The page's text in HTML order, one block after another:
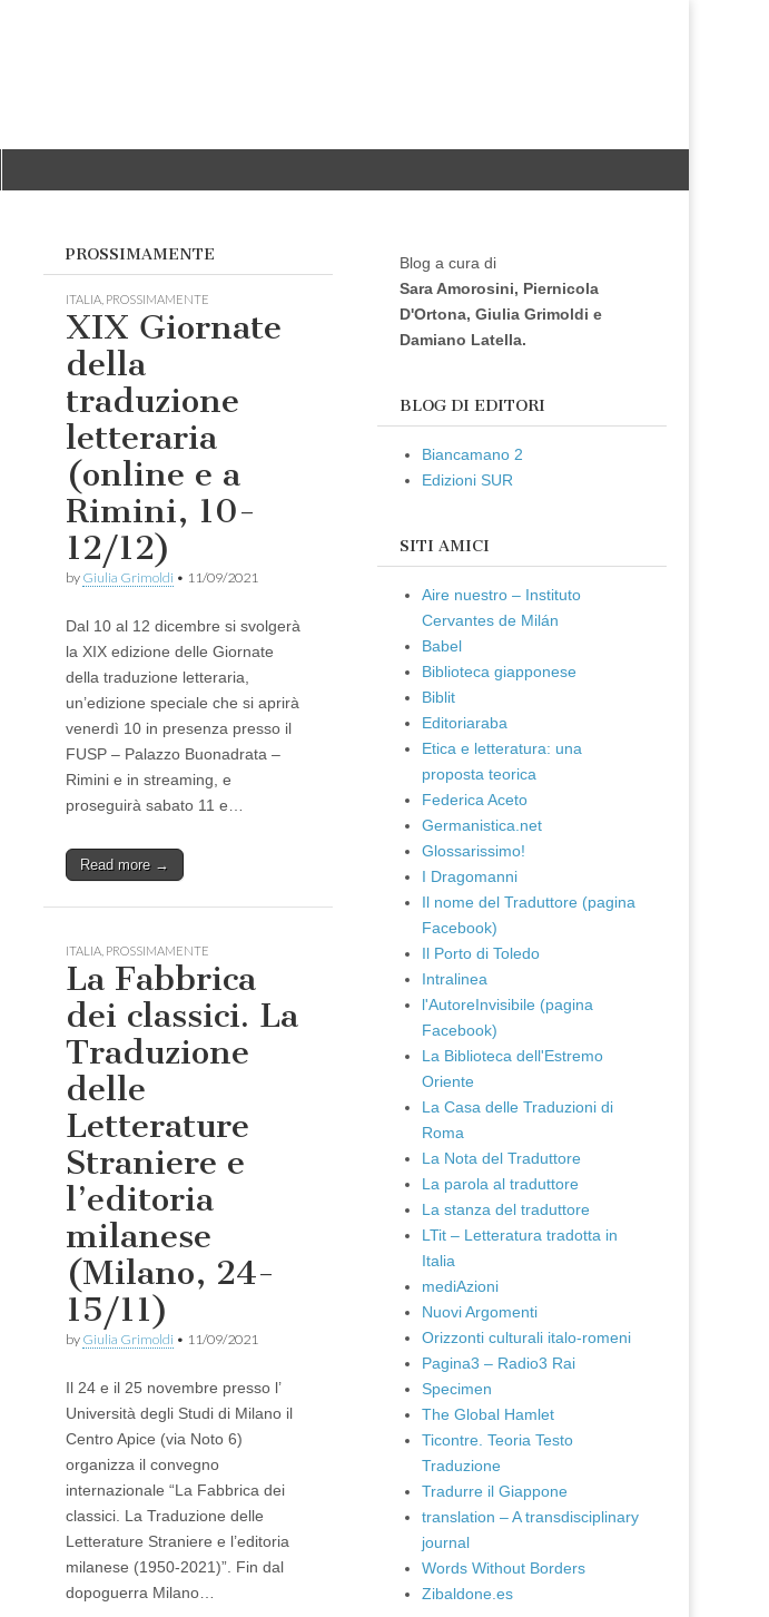
PROSSIMAMENTE
ITALIA PROSSIMAMENTE
XIX Giornate
della
traduzione
letteraria
(online e a
Rimini, 10-
12/12)
by Giulia Grimoldi • 11/09/2021
Dal 10 al 12 dicembre si svolgerà
la XIX edizione delle Giornate
della traduzione letteraria,
un’edizione speciale che si aprirà
venerdì 10 in presenza presso il
FUSP – Palazzo Buonadrata –
Rimini e in streaming, e
proseguirà sabato 11 e…
Read more →
ITALIA PROSSIMAMENTE
La Fabbrica
dei classici. La
Traduzione
delle
Letterature
Straniere e
l’editoria
milanese
(Milano, 24-
15/11)
by Giulia Grimoldi • 11/09/2021
Il 24 e il 25 novembre presso l’
Università degli Studi di Milano il
Centro Apice (via Noto 6)
organizza il convegno
internazionale “La Fabbrica dei
classici. La Traduzione delle
Letterature Straniere e l’editoria
milanese (1950-2021)”. Fin dal
dopoguerra Milano…
Blog a cura di
Sara Amorosini, Piernicola
D'Ortona, Giulia Grimoldi e
Damiano Latella.
BLOG DI EDITORI
Biancamano 2
Edizioni SUR
SITI AMICI
Aire nuestro – Instituto
Cervantes de Milán
Babel
Biblioteca giapponese
Biblit
Editoriaraba
Etica e letteratura: una
proposta teorica
Federica Aceto
Germanistica.net
Glossarissimo!
I Dragomanni
Il nome del Traduttore (pagina
Facebook)
Il Porto di Toledo
Intralinea
l'AutoreInvisibile (pagina
Facebook)
La Biblioteca dell'Estremo
Oriente
La Casa delle Traduzioni di
Roma
La Nota del Traduttore
La parola al traduttore
La stanza del traduttore
LTit – Letteratura tradotta in
Italia
mediAzioni
Nuovi Argomenti
Orizzonti culturali italo-romeni
Pagina3 – Radio3 Rai
Specimen
The Global Hamlet
Ticontre. Teoria Testo
Traduzione
Tradurre il Giappone
translation – A transdisciplinary
journal
Words Without Borders
Zibaldone.es